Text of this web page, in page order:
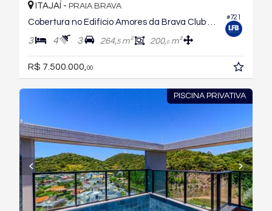
#721
ITAJAÍ - PRAIA BRAVA
3 4 3 264,5m² 200,0m²
R$ 7.500.000, 00
PISCINA PRIVATIVA